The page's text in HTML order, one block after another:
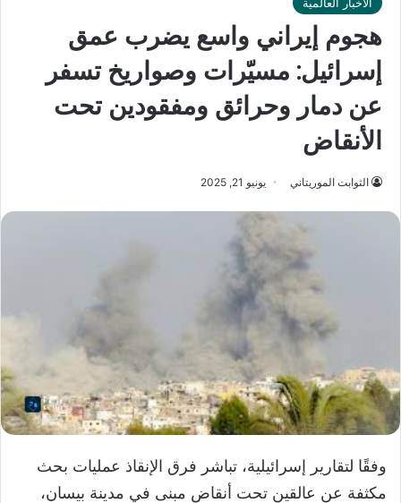
هجوم إيراني واسع يضرب عمق
إسرائيل: مسيّرات وصواريخ تسفر
عن دمار وحرائق ومفقودين تحت
الأنقاض
الثوابت الموريتاني يونيو 21, 2025
وفقًا لتقارير إسرائيلية، تباشر فرق الإنقاذ عمليات بحث
مكثفة عن عالقين تحت أنقاض مبنى في مدينة بيسان،